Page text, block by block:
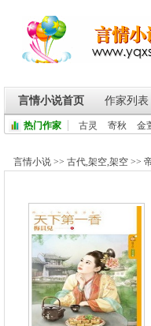
言情小说首页 作家列表
热门作家 古灵 寄秋 金
言情小说 >> 古代,架空,架空 >>